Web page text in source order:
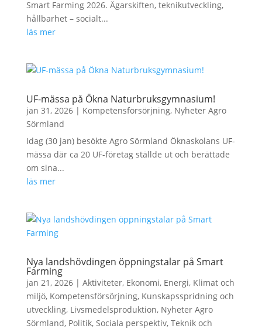
Smart Farming 2026. Ägarskiften, teknikutveckling,
hållbarhet – socialt...
läs mer
UF-mässa på Ökna Naturbruksgymnasium!
jan 31, 2026| Kompetensförsörjning, Nyheter Agro
Sörmland
Idag (30 jan) besökte Agro Sörmland Öknaskolans UF-
mässa där ca 20 UF-företag ställde ut och berättade
om sina...
läs mer
Nya landshövdingen öppningstalar på Smart
Farming
jan 21, 2026| Aktiviteter, Ekonomi, Energi, Klimat och
miljö, Kompetensförsörjning, Kunskapsspridning och
utveckling, Livsmedelsproduktion, Nyheter Agro
Sörmland, Politik, Sociala perspektiv, Teknik och